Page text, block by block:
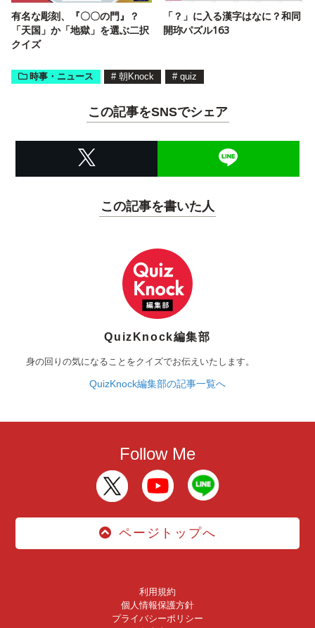
有名な彫刻、『〇〇の門』？
「天国」か「地獄」を選ぶ二択
クイズ
「？」に入る漢字はなに？和同
開珎パズル163
時事・ニュース # 朝Knock # quiz
この記事をSNSでシェア
この記事を書いた人
QuizKnock編集部
身の回りの気になることをクイズでお伝えいたします。
QuizKnock編集部の記事一覧へ
Follow Me
ページトップへ
利用規約
個人情報保護方針
プライバシーポリシー